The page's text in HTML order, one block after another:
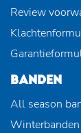
Review
BANDEN
All season
Winterbanden